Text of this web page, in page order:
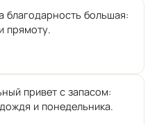
благодарность большая:
прямоту.
привет с запасом:
и понедельника.